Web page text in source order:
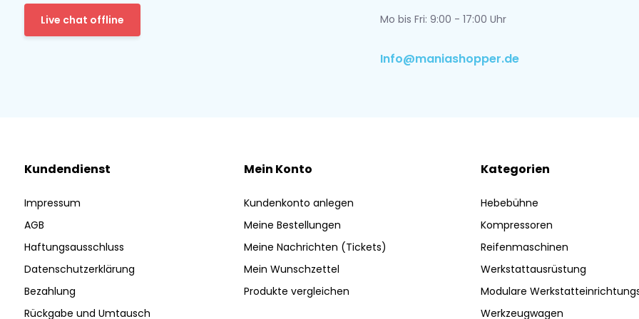
Live chat offline Mo bis Fri: 9:00 - 17:00 Uhr
Info@maniashopper.de
Kundendienst
Impressum
AGB
Haftungsausschluss
Datenschutzerklärung
Bezahlung
Rückgabe und Umtausch
Mein Konto
Kundenkonto anlegen
Meine Bestellungen
Meine Nachrichten (Tickets)
Mein Wunschzettel
Produkte vergleichen
Kategorien
Hebebühne
Kompressoren
Reifenmaschinen
Werkstattausrüstung
Modulare
Werkzeugwagen